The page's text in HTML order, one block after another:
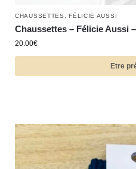
CHAUSSETTES , FÉLICIE AUSSI
Chaussettes – Félicie Aussi
20.00€
Etre